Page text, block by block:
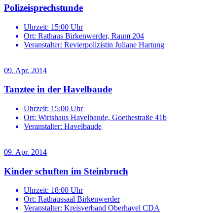
Polizeisprechstunde
Uhrzeit: 15:00 Uhr
Ort: Rathaus Birkenwerder, Raum 204
Veranstalter: Revierpolizistin Juliane Hartung
09. Apr. 2014
Tanztee in der Havelbaude
Uhrzeit: 15:00 Uhr
Ort: Wirtshaus Havelbaude, Goethestraße 41b
Veranstalter: Havelbaude
09. Apr. 2014
Kinder schuften im Steinbruch
Uhrzeit: 18:00 Uhr
Ort: Rathaussaal Birkenwerder
Veranstalter: Kreisverband Oberhavel CDA